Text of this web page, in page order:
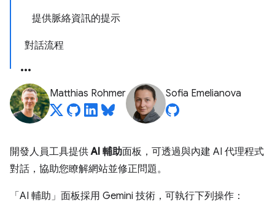
提供脈絡資訊的提示
對話流程
Matthias Rohmer Sofia Emelianova
開發人員工具提供AI 輔助面板，可透過與內建 AI 代理程式
對話，協助您瞭解網站並修正問題。
「AI 輔助」 面板採用 Gemini 技術，可執行下列操作：